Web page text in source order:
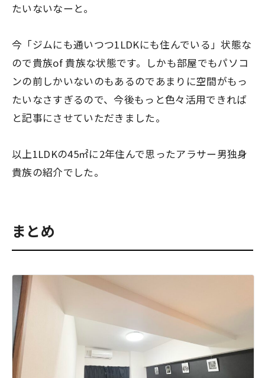
たいないなーと。
今「ジムにも通いつつ1LDKにも住んでいる」状態な
ので貴族of 貴族な状態です。しかも部屋でもパソコ
ンの前しかいないのもあるのであまりに空間がもっ
たいなさすぎるので、今後もっと色々活用できれば
と記事にさせていただきました。
以上1LDKの45㎡に2年住んで思ったアラサー男独身
貴族の紹介でした。
まとめ